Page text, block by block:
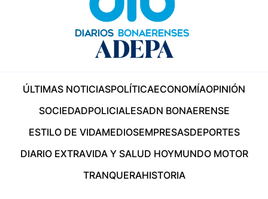
ÚLTIMAS NOTICIASPOLÍTICAECONOMÍAOPINIÓN
SOCIEDADPOLICIALESADN BONAERENSE
ESTILO DE VIDAMEDIOSEMPRESASDEPORTES
DIARIO EXTRAVIDA Y SALUD HOYMUNDO MOTOR
TRANQUERAHISTORIA